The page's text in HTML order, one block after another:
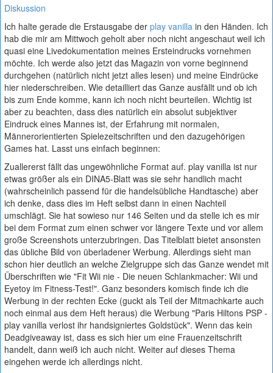
Diskussion
Ich halte gerade die Erstausgabe der play vanilla in den Händen. Ich
hab die mir am Mittwoch geholt aber noch nicht angeschaut weil ich
quasi eine Livedokumentation meines Ersteindrucks vornehmen
möchte. Ich werde also jetzt das Magazin von vorne beginnend
durchgehen (natürlich nicht jetzt alles lesen) und meine Eindrücke
hier niederschreiben. Wie detailliert das Ganze ausfällt und ob ich
bis zum Ende komme, kann ich noch nicht beurteilen. Wichtig ist
aber zu beachten, dass dies natürlich ein absolut subjektiver
Eindruck eines Mannes ist, der Erfahrung mit normalen,
Männerorientierten Spielezeitschriften und den dazugehörigen
Games hat. Lasst uns einfach beginnen:
Zuallererst fällt das ungewöhnliche Format auf. play vanilla ist nur
etwas größer als ein DINA5-Blatt was sie sehr handlich macht
(wahrscheinlich passend für die handelsübliche Handtasche) aber
ich denke, dass dies im Heft selbst dann in einen Nachteil
umschlägt. Sie hat sowieso nur 146 Seiten und da stelle ich es mir
bei dem Format zum einen schwer vor längere Texte und vor allem
große Screenshots unterzubringen. Das Titelblatt bietet ansonsten
das übliche Bild von überladener Werbung. Allerdings sieht man
schon hier deutlich an welche Zielgruppe sich das Ganze wendet mit
Überschriften wie "Fit Wii nie - Die neuen Schlankmacher: Wii und
Eyetoy im Fitness-Test!". Ganz besonders komisch finde ich die
Werbung in der rechten Ecke (guckt als Teil der Mitmachkarte auch
noch einmal aus dem Heft heraus) die Werbung "Paris Hiltons PSP -
play vanilla verlost ihr handsigniertes Goldstück". Wenn das kein
Deadgiveaway ist, dass es sich hier um eine Frauenzeitschrift
handelt, dann weiß ich auch nicht. Weiter auf dieses Thema
eingehen werde ich allerdings nicht.